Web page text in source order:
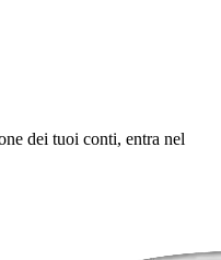
dei tuoi conti, entra nel